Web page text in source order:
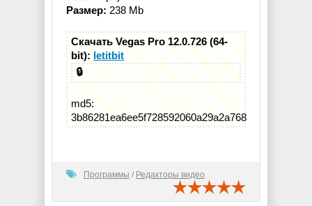
Размер: 238 Mb
Скачать Vegas Pro 12.0.726 (64-
bit): letitbit
🔒
md5:
3b86281ea6ee5f728592060a29a2a768
Программы / Редакторы видео